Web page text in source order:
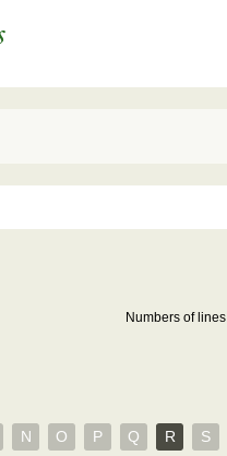
Numbers of lines
N O P Q R S